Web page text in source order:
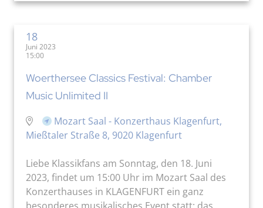
18
Juni 2023
15:00
Woerthersee Classics Festival: Chamber
Music Unlimited II
Mozart Saal - Konzerthaus Klagenfurt,
Mießtaler Straße 8, 9020 Klagenfurt
Liebe Klassikfans am Sonntag, den 18. Juni
2023, findet um 15:00 Uhr im Mozart Saal des
Konzerthauses in KLAGENFURT ein ganz
besonderes musikalisches Event statt: das